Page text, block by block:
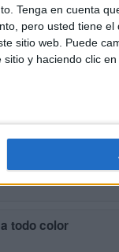
Tenga en cuenta
pero usted tiene
sitio web. Puede
y haciendo clic
Mario
Hoy compartimos una
[…]
todo color